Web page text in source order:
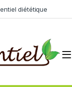
diététique